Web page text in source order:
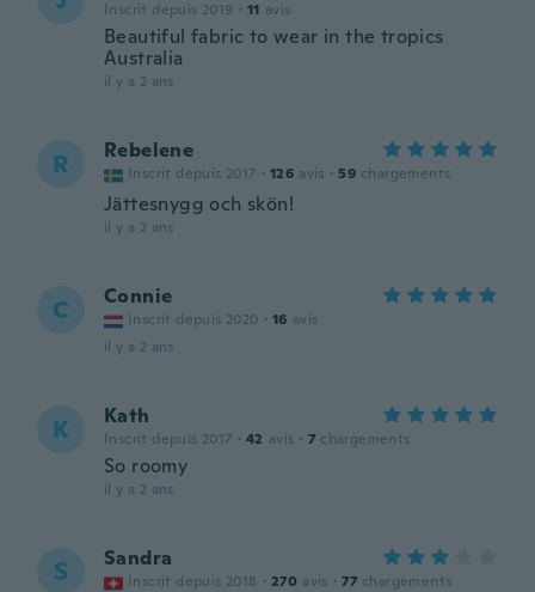
Inscrit depuis 2019 · 11 avis
Beautiful fabric to wear in the tropics
Australia
il y a 2 ans
R Rebelene
Inscrit depuis 2017 · 126 avis · 59 chargements
Jättesnygg och skön!
il y a 2 ans
C Connie
Inscrit depuis 2020 · 16 avis
il y a 2 ans
K Kath
Inscrit depuis 2017 · 42 avis · 7 chargements
So roomy
il y a 2 ans
S Sandra
Inscrit depuis 2018 · 270 avis · 77 chargements